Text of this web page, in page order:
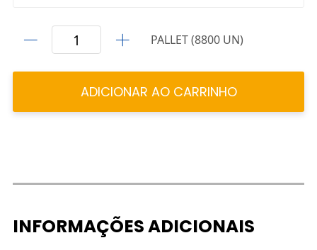
PALLET (8800 UN)
ADICIONAR AO CARRINHO
INFORMAÇÕES ADICIONAIS